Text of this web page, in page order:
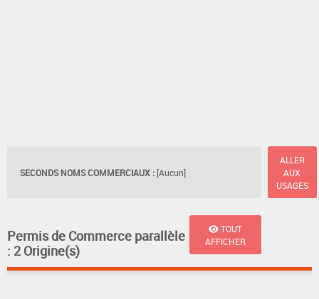
SECONDS NOMS COMMERCIAUX : [Aucun]
ALLER
AUX
USAGES
Permis de Commerce parallèle
: 2 Origine(s)
TOUT
AFFICHER